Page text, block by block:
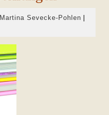
Martina Sevecke-PohlenMartina